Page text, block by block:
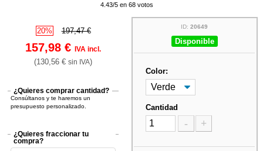
4.43/5 en 68 votos
20% 197,47 €
157,98 €IVA incl.
(130,56 €sin IVA)
¿Quieres comprar cantidad?
Consúltanos y te haremos un
presupuesto personalizado.
¿Quieres fraccionar tu
compra?
ID:20649
Disponible
Color:
Cantidad
- +